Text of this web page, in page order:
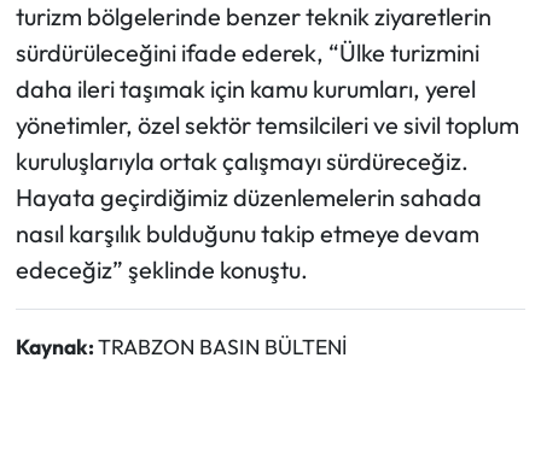
turizm bölgelerinde benzer teknik ziyaretlerin
sürdürüleceğini ifade ederek, “Ülke turizmini
daha ileri taşımak için kamu kurumları, yerel
yönetimler, özel sektör temsilcileri ve sivil toplum
kuruluşlarıyla ortak çalışmayı sürdüreceğiz.
Hayata geçirdiğimiz düzenlemelerin sahada
nasıl karşılık bulduğunu takip etmeye devam
edeceğiz” şeklinde konuştu.
Kaynak:TRABZON BASIN BÜLTENİ